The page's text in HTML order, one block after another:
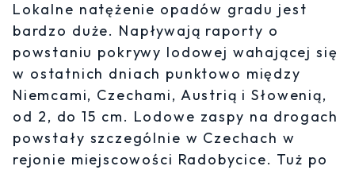
Lokalne natężenie opadów gradu jest
bardzo duże. Napływają raporty o
powstaniu pokrywy lodowej wahającej się
w ostatnich dniach punktowo między
Niemcami, Czechami, Austrią i Słowenią,
od 2, do 15 cm. Lodowe zaspy na drogach
powstały szczególnie w Czechach w
rejonie miejscowości Radobycice. Tuż po